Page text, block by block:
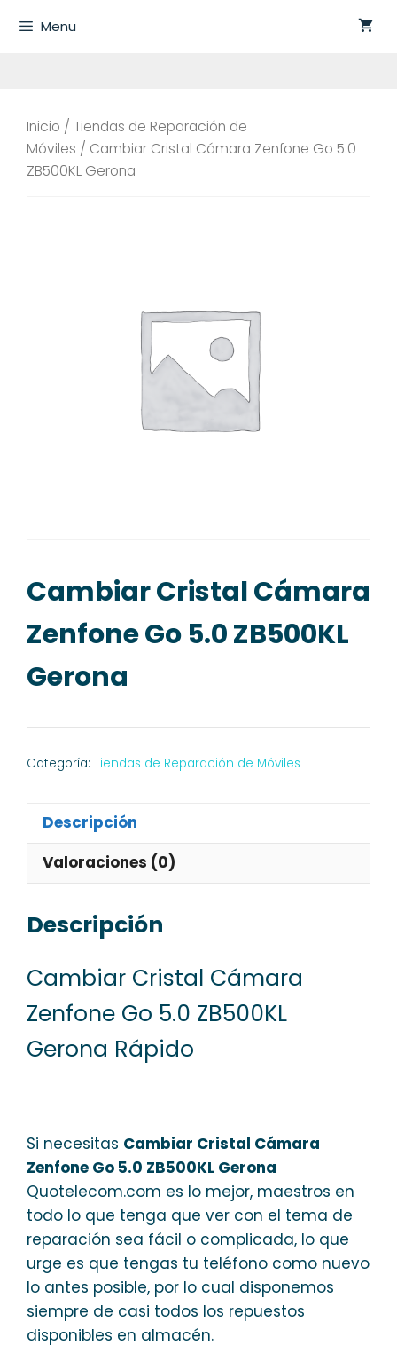
Menu
Inicio / Tiendas de Reparación de
Móviles / Cambiar Cristal Cámara Zenfone Go 5.0
ZB500KL Gerona
Cambiar Cristal Cámara
Zenfone Go 5.0 ZB500KL
Gerona
Categoría: Tiendas de Reparación de Móviles
Descripción
Valoraciones (0)
Descripción
Cambiar Cristal Cámara
Zenfone Go 5.0 ZB500KL
Gerona Rápido
Si necesitas Cambiar Cristal Cámara
Zenfone Go 5.0 ZB500KL Gerona
Quotelecom.com es lo mejor, maestros en
todo lo que tenga que ver con el tema de
reparación sea fácil o complicada, lo que
urge es que tengas tu teléfono como nuevo
lo antes posible, por lo cual disponemos
siempre de casi todos los repuestos
disponibles en almacén.